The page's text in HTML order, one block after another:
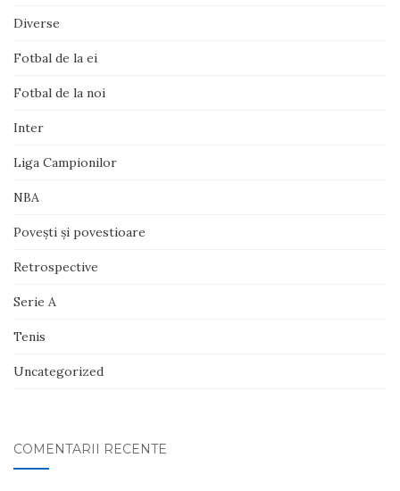
Diverse
Fotbal de la ei
Fotbal de la noi
Inter
Liga Campionilor
NBA
Poveşti şi povestioare
Retrospective
Serie A
Tenis
Uncategorized
COMENTARII RECENTE